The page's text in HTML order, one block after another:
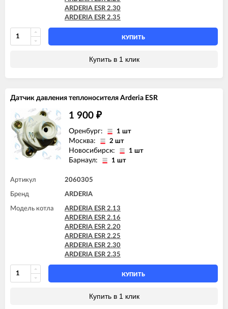
ARDERIA ESR 2.30
ARDERIA ESR 2.35
КУПИТЬ
Купить в 1 клик
Датчик давления теплоносителя Arderia ESR
1 900 ₽
Оренбург: 1 шт
Москва: 2 шт
Новосибирск: 1 шт
Барнаул: 1 шт
Артикул 2060305
Бренд ARDERIA
Модель котла
ARDERIA ESR 2.13
ARDERIA ESR 2.16
ARDERIA ESR 2.20
ARDERIA ESR 2.25
ARDERIA ESR 2.30
ARDERIA ESR 2.35
КУПИТЬ
Купить в 1 клик